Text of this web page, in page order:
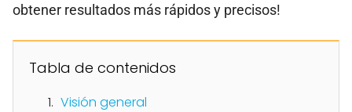
obtener resultados más rápidos y precisos!
Tabla de contenidos
Visión general